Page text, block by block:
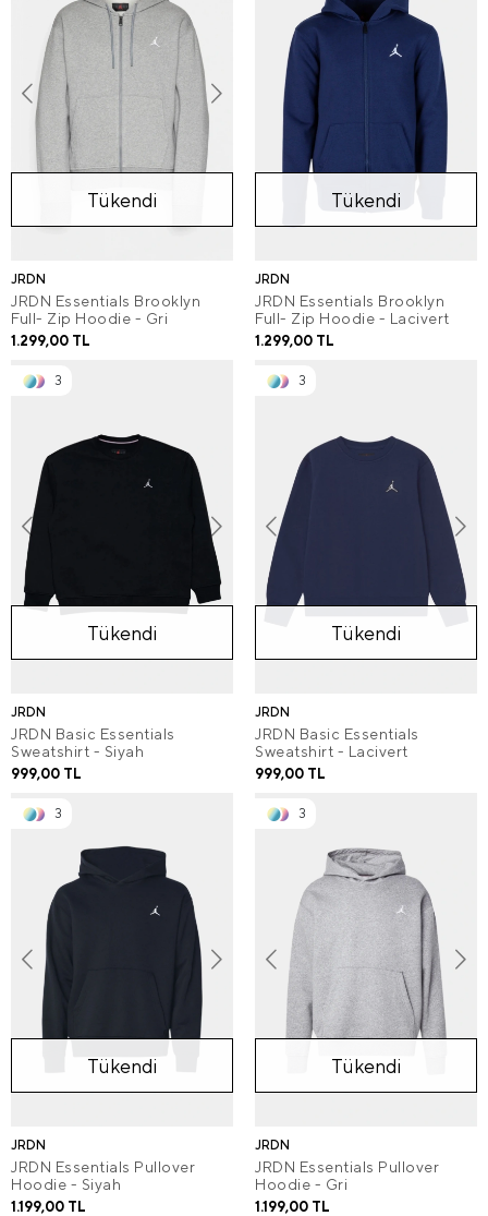
Tükendi
JRDN
JRDN Essentials Brooklyn
Full- Zip Hoodie - Gri
1.299,00 TL
Tükendi
JRDN
JRDN Essentials Brooklyn
Full- Zip Hoodie - Lacivert
1.299,00 TL
3
Tükendi
JRDN
JRDN Basic Essentials
Sweatshirt - Siyah
999,00 TL
3
Tükendi
JRDN
JRDN Basic Essentials
Sweatshirt - Lacivert
999,00 TL
3
Tükendi
JRDN
JRDN Essentials Pullover
Hoodie - Siyah
1.199,00 TL
3
Tükendi
JRDN
JRDN Essentials Pullover
Hoodie - Gri
1.199,00 TL